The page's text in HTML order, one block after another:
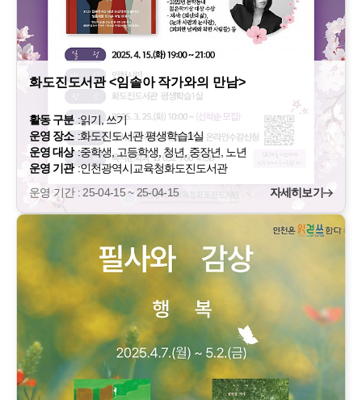
화도진도서관 <임솔아 작가와의 만남>
활동 구분 :읽기, 쓰기
운영 장소 :화도진도서관 평생학습1실
운영 대상 :중학생, 고등학생, 청년, 중장년, 노년
운영 기관 :인천광역시교육청화도진도서관
운영 기간 : 25-04-15 ~ 25-04-15
자세히보기